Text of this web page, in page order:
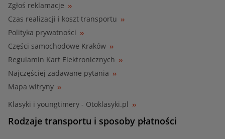
Zgłoś reklamacje
Czas realizacji i koszt transportu
Polityka prywatności
Części samochodowe Kraków
Regulamin Kart Elektronicznych
Najczęściej zadawane pytania
Mapa witryny
Klasyki i youngtimery - Otoklasyki.pl
Rodzaje transportu i sposoby płatności